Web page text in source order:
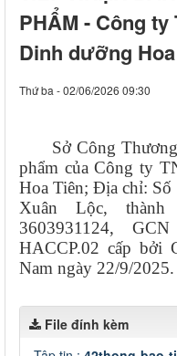
PHẨM - Công
Dinh dưỡng
Thứ ba - 02/06/2026 09:30
Sở Công
phẩm của Công ty
Hoa Tiên; Địa chỉ: Số
Xuân Lộc,
3603931124,
HACCP.02 cấp bởi
Nam ngày 22/9/2025.
File đính kèm